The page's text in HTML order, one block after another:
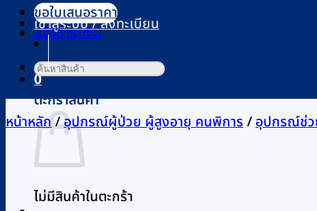
เข้าสู่ระบบ / ลงทะเบียน
0
ตะกร้าสินค้า
ไม่มีสินค้าในตะกร้า
ขอใบเสนอราคา
แจ้งชำระเงิน
ค้นหา:
หน้าหลัก/อุปกรณ์ผู้ป่วย ผู้สูงอายุ คนพิการ/อุปกรณ์ช่ว